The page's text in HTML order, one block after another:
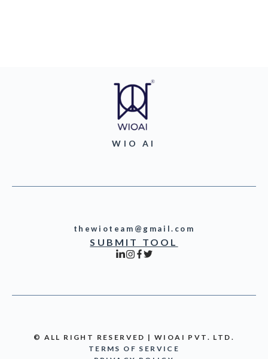
WIO AI
thewioteam@gmail.com
SUBMIT TOOL
© ALL RIGHT RESERVED | WIOAI PVT. LTD.
TERMS OF SERVICE